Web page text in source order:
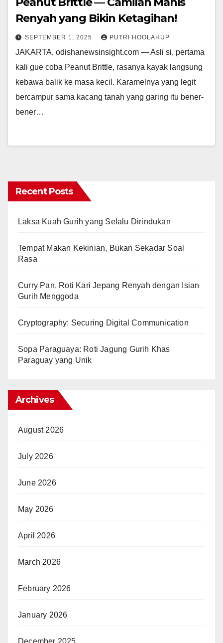
Renyah yang Bikin Ketagihan!
SEPTEMBER 1, 2025 PUTRI HOOLAHUP
JAKARTA, odishanewsinsight.com — Asli si, pertama
kali gue coba Peanut Brittle, rasanya kayak langsung
kebawa balik ke masa kecil. Karamelnya yang legit
bercampur sama kacang tanah yang garing itu bener-
bener…
Recent Posts
Laksa Kuah Gurih yang Selalu Dirindukan
Tempat Makan Kekinian, Bukan Sekadar Soal
Rasa
Curry Pan, Roti Kari Jepang Renyah dengan Isian
Gurih Menggoda
Cryptography: Securing Digital Communication
Sopa Paraguaya: Roti Jagung Gurih Khas
Paraguay yang Unik
Archives
August 2026
July 2026
June 2026
May 2026
April 2026
March 2026
February 2026
January 2026